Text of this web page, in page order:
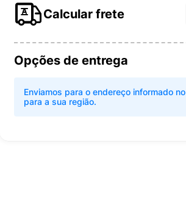
Calcular frete
Opções de entrega
Enviamos para o endereço informado
para a sua região.